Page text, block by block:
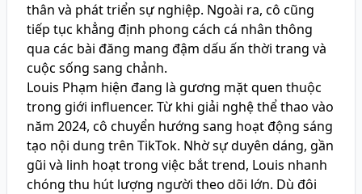
thân và phát triển sự nghiệp. Ngoài ra, cô cũng
tiếp tục khẳng định phong cách cá nhân thông
qua các bài đăng mang đậm dấu ấn thời trang và
cuộc sống sang chảnh.
Louis Phạm hiện đang là gương mặt quen thuộc
trong giới influencer. Từ khi giải nghệ thể thao vào
năm 2024, cô chuyển hướng sang hoạt động sáng
tạo nội dung trên TikTok. Nhờ sự duyên dáng, gần
gũi và linh hoạt trong việc bắt trend, Louis nhanh
chóng thu hút lượng người theo dõi lớn. Dù đôi